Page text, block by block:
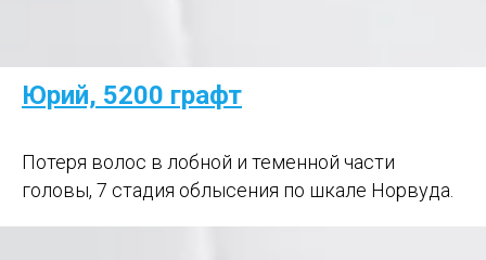
Юрий, 5200 графт
Потеря волос в лобной и теменной части
головы, 7 стадия облысения по шкале Норвуда.